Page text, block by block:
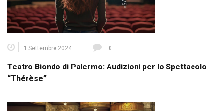
1 Settembre 2024 0
Teatro Biondo di Palermo: Audizioni per lo Spettacolo
“Thérèse”